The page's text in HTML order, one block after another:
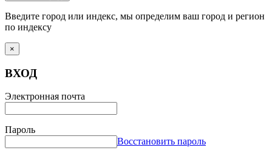
Введите город или индекс, мы определим ваш город и регион
по индексу
×
ВХОД
Электронная почта
Пароль
Восстановить пароль